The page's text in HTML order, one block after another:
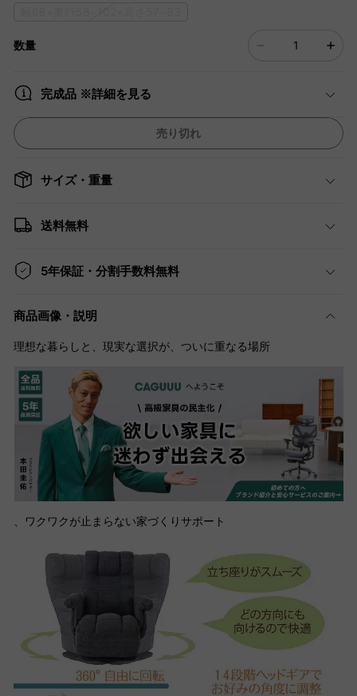
数量
完成品 ※詳細を見る
売り切れ
サイズ・重量
送料無料
5年保証・分割手数料無料
商品画像・説明
理想な暮らしと、現実な選択が、ついに重なる場所
、ワクワクが止まらない家づくりサポート